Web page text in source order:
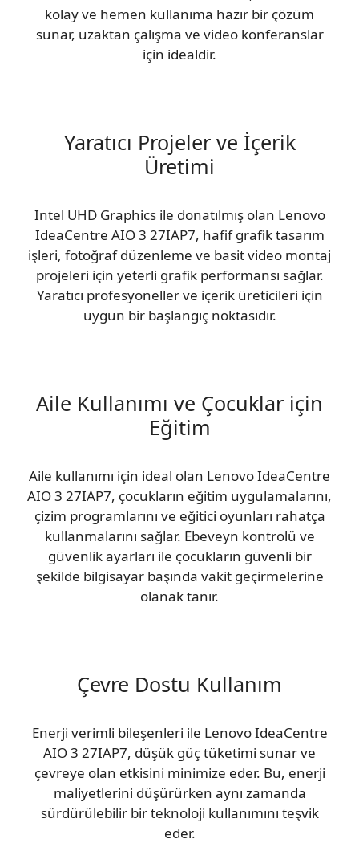
kolay ve hemen kullanıma hazır bir çözüm
sunar, uzaktan çalışma ve video konferanslar
için idealdir.
Yaratıcı Projeler ve İçerik
Üretimi
Intel UHD Graphics ile donatılmış olan Lenovo
IdeaCentre AIO 3 27IAP7, hafif grafik tasarım
işleri, fotoğraf düzenleme ve basit video montaj
projeleri için yeterli grafik performansı sağlar.
Yaratıcı profesyoneller ve içerik üreticileri için
uygun bir başlangıç noktasıdır.
Aile Kullanımı ve Çocuklar için
Eğitim
Aile kullanımı için ideal olan Lenovo IdeaCentre
AIO 3 27IAP7, çocukların eğitim uygulamalarını,
çizim programlarını ve eğitici oyunları rahatça
kullanmalarını sağlar. Ebeveyn kontrolü ve
güvenlik ayarları ile çocukların güvenli bir
şekilde bilgisayar başında vakit geçirmelerine
olanak tanır.
Çevre Dostu Kullanım
Enerji verimli bileşenleri ile Lenovo IdeaCentre
AIO 3 27IAP7, düşük güç tüketimi sunar ve
çevreye olan etkisini minimize eder. Bu, enerji
maliyetlerini düşürürken aynı zamanda
sürdürülebilir bir teknoloji kullanımını teşvik
eder.